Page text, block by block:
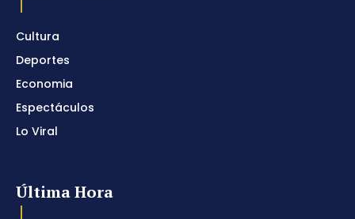
Cultura
Deportes
Economia
Espectáculos
Lo Viral
Última Hora